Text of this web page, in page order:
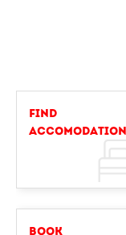
FIND
ACCOMODATION
BOOK